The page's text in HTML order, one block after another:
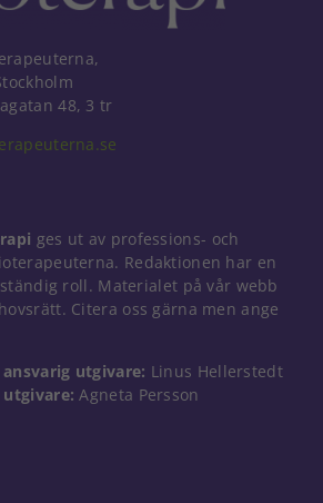
48, 3 tr
ges ut av professions- och
Redaktionen har en
roll. Materialet på vår webb
Citera oss gärna men ange
utgivare: Linus Hellerstedt
Agneta Persson
Nödvändiga